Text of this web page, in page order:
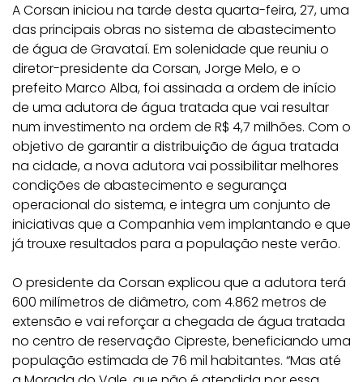
A Corsan iniciou na tarde desta quarta-feira, 27, uma
das principais obras no sistema de abastecimento
de água de Gravataí. Em solenidade que reuniu o
diretor-presidente da Corsan, Jorge Melo, e o
prefeito Marco Alba, foi assinada a ordem de início
de uma adutora de água tratada que vai resultar
num investimento na ordem de R$ 4,7 milhões. Com o
objetivo de garantir a distribuição de água tratada
na cidade, a nova adutora vai possibilitar melhores
condições de abastecimento e segurança
operacional do sistema, e integra um conjunto de
iniciativas que a Companhia vem implantando e que
já trouxe resultados para a população neste verão.
O presidente da Corsan explicou que a adutora terá
600 milímetros de diâmetro, com 4.862 metros de
extensão e vai reforçar a chegada de água tratada
no centro de reservação Cipreste, beneficiando uma
população estimada de 76 mil habitantes. “Mas até